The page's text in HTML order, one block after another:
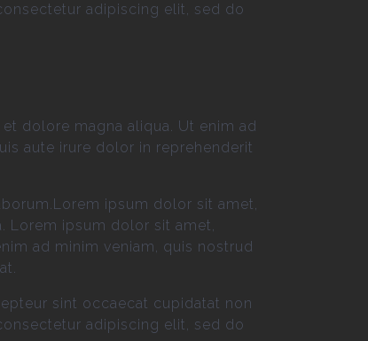
adipiscing elit, sed do
dolore magna aliqua. Ut enim ad
aute irure dolor in reprehenderit
ipsum dolor sit amet,
Lorem ipsum dolor sit amet,
ad minim veniam, quis nostrud
sint occaecat cupidatat non
adipiscing elit, sed do